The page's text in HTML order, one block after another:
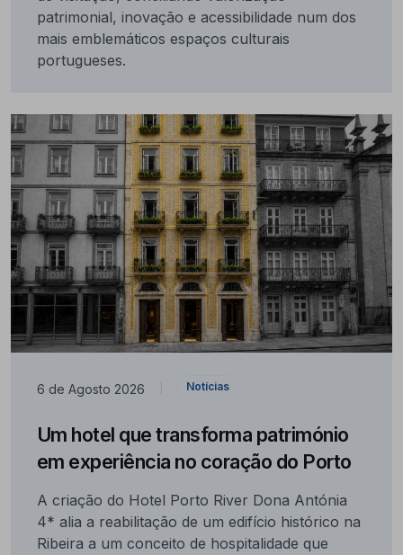
patrimonial, inovação e acessibilidade num dos
mais emblemáticos espaços culturais
portugueses.
6 de Agosto 2026 Notícias
Um hotel que transforma património
em experiência no coração do Porto
A criação do Hotel Porto River Dona Antónia
4* alia a reabilitação de um edifício histórico na
Ribeira a um conceito de hospitalidade que